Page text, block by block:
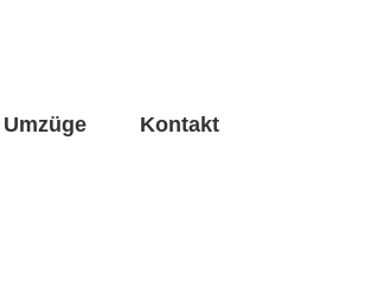
Umzüge Kontakt